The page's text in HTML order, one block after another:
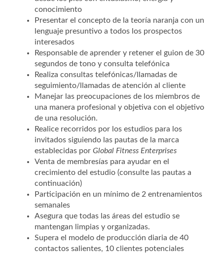
conocimiento
Presentar el concepto de la teoría naranja con un
lenguaje presuntivo a todos los prospectos
interesados
Responsable de aprender y retener el guion de 30
segundos de tono y consulta telefónica
Realiza consultas telefónicas/llamadas de
seguimiento/llamadas de atención al cliente
Manejar las preocupaciones de los miembros de
una manera profesional y objetiva con el objetivo
de una resolución.
Realice recorridos por los estudios para los
invitados siguiendo las pautas de la marca
establecidas por Global Fitness Enterprises
Venta de membresías para ayudar en el
crecimiento del estudio (consulte las pautas a
continuación)
Participación en un mínimo de 2 entrenamientos
semanales
Asegura que todas las áreas del estudio se
mantengan limpias y organizadas.
Supera el modelo de producción diaria de 40
contactos salientes, 10 clientes potenciales